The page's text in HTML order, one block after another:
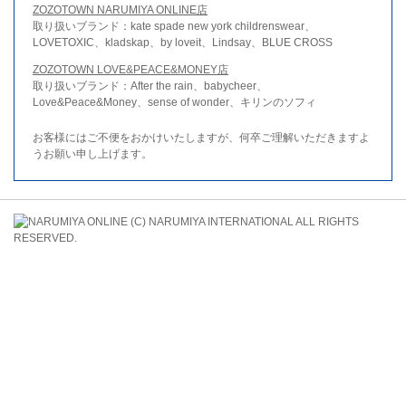
ZOZOTOWN NARUMIYA ONLINE店
取り扱いブランド：kate spade new york childrenswear、
LOVETOXIC、kladskap、by loveit、Lindsay、BLUE CROSS
ZOZOTOWN LOVE&PEACE&MONEY店
取り扱いブランド：After the rain、babycheer、
Love&Peace&Money、sense of wonder、キリンのソフィ
お客様にはご不便をおかけいたしますが、何卒ご理解いただきますよ
うお願い申し上げます。